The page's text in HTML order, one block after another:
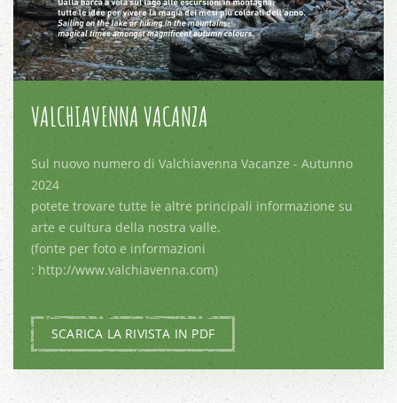
VALCHIAVENNA VACANZA
Sul nuovo numero di Valchiavenna Vacanze - Autunno
2024
potete trovare tutte le altre principali informazione su
arte e cultura della nostra valle.
(fonte per foto e informazioni
: http://www.valchiavenna.com)
SCARICA LA RIVISTA IN PDF